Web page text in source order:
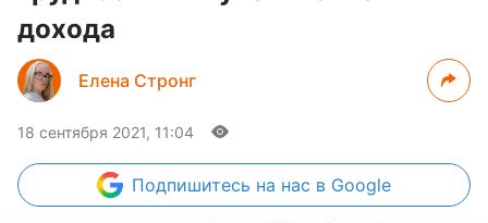
дохода
Елена Стронг
18 сентября 2021, 11:04
Подпишитесь на нас в Google